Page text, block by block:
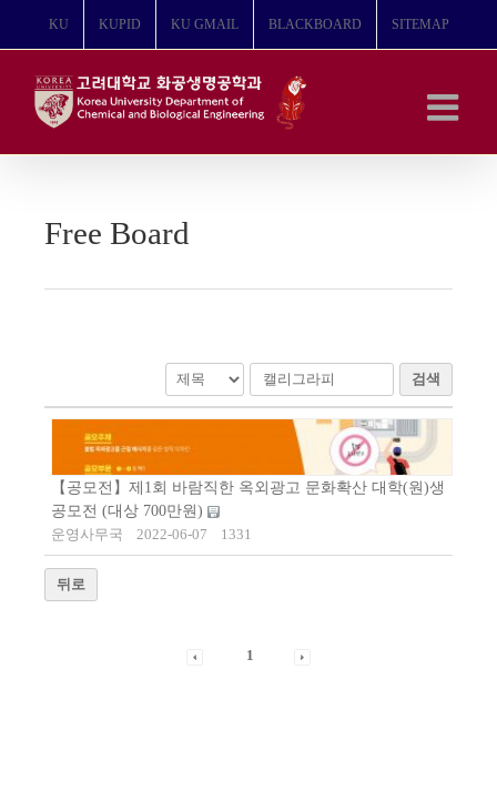
뛰
KU KUPID KU GMAIL BLACKBOARD SITEMAP
Free Board
검색
【공모전】제1회 바람직한 옥외광고 문화확산 대학(원)생
공모전 (대상 700만원)
운영사무국
2022-06-07 1331
뒤로
1